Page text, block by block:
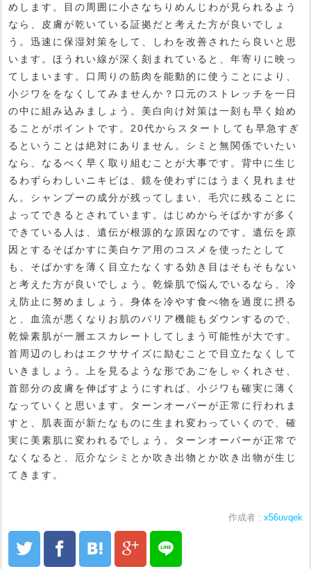
めします。目の周囲に小さなちりめんじわが見られるよう
なら、皮膚が乾いている証拠だと考えた方が良いでしょ
う。迅速に保湿対策をして、しわを改善されたら良いと思
います。ほうれい線が深く刻まれていると、年寄りに映っ
てしまいます。口周りの筋肉を能動的に使うことにより、
小ジワををなくしてみませんか？口元のストレッチを一日
の中に組み込みましょう。美白向け対策は一刻も早く始め
ることがポイントです。20代からスタートしても早急すぎ
るということは絶対にありません。シミと無関係でいたい
なら、なるべく早く取り組むことが大事です。背中に生じ
るわずらわしいニキビは、鏡を使わずにはうまく見れませ
ん。シャンプーの成分が残ってしまい、毛穴に残ることに
よってできるとされています。はじめからそばかすが多く
できている人は、遺伝が根源的な原因なのです。遺伝を原
因とするそばかすに美白ケア用のコスメを使ったとして
も、そばかすを薄く目立たなくする効き目はそもそもない
と考えた方が良いでしょう。乾燥肌で悩んでいるなら、冷
え防止に努めましょう。身体を冷やす食べ物を過度に摂る
と、血流が悪くなりお肌のバリア機能もダウンするので、
乾燥素肌が一層エスカレートしてしまう可能性が大です。
首周辺のしわはエクササイズに励むことで目立たなくして
いきましょう。上を見るような形であごをしゃくれさせ、
首部分の皮膚を伸ばすようにすれば、小ジワも確実に薄く
なっていくと思います。ターンオーバーが正常に行われま
すと、肌表面が新たなものに生まれ変わっていくので、確
実に美素肌に変われるでしょう。ターンオーバーが正常で
なくなると、厄介なシミとか吹き出物とか吹き出物が生じ
てきます。
作成者 : x56uvqek